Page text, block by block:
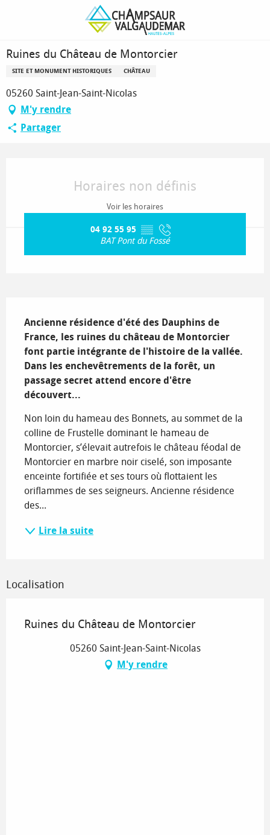
principal
Ruines du Château de Montorcier
Ruines du Château de Montorcier
SITE ET MONUMENT HISTORIQUES CHÂTEAU
05260 Saint-Jean-Saint-Nicolas
M'y rendre
Partager
Horaires non définis
Voir les horaires
04 92 55 95 ▒▒
BAT Pont du Fossé
Ancienne résidence d'été des Dauphins de
France, les ruines du château de Montorcier
font partie intégrante de l'histoire de la vallée.
Dans les enchevêtrements de la forêt, un
passage secret attend encore d'être
découvert...
Non loin du hameau des Bonnets, au sommet de la
colline de Frustelle dominant le hameau de
Montorcier, s’élevait autrefois le château féodal de
Montorcier en marbre noir ciselé, son imposante
enceinte fortifiée et ses tours où flottaient les
oriflammes de ses seigneurs. Ancienne résidence
des...
Lire la suite
Localisation
Ruines du Château de Montorcier
05260 Saint-Jean-Saint-Nicolas
M'y rendre